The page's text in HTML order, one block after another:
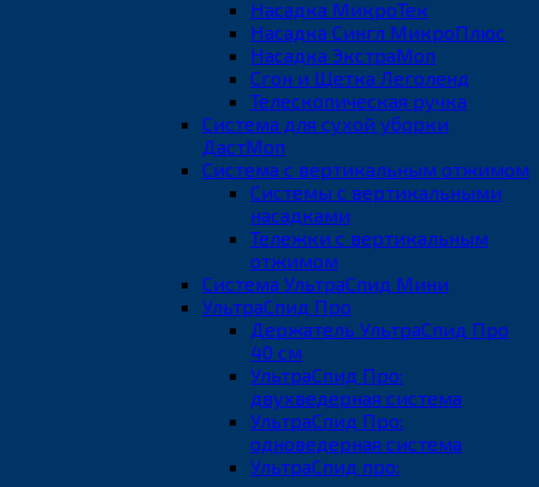
Насадка МикроТек
Насадка Сингл МикроПлюс
Насадка ЭкстраМоп
Сгон и Щетка Леголенд
Телескопическая ручка
Система для сухой уборки
ДастМоп
Система с вертикальным отжимом
Системы с вертикальными
насадками
Тележки с вертикальным
отжимом
Система УльтраСпид Мини
УльтраСпид Про
Держатель УльтраСпид Про
40 см
УльтраСпид Про:
двухведерная система
УльтраСпид Про:
одноведерная система
УльтраСпид про: